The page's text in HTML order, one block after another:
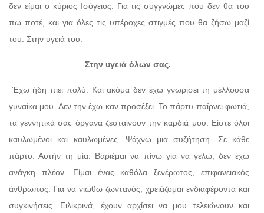
δεν είμαι ο κύριος Ισόγειος. Για τις συγγνώμες που δεν θα του
πω ποτέ, και για όλες τις υπέροχες στιγμές που θα ζήσω μαζί
του. Στην υγειά του.
Στην υγειά όλων σας.
Έχω ήδη πιει πολύ. Και ακόμα δεν έχω γνωρίσει τη μέλλουσα
γυναίκα μου. Δεν την έχω καν προσέξει. Το πάρτυ παίρνει φωτιά,
τα γεννητικά σας όργανα ζεσταίνουν την καρδιά μου. Είστε όλοι
καυλωμένοι και καυλωμένες. Ψάχνω μια συζήτηση. Σε κάθε
πάρτυ. Αυτήν τη μία. Βαριέμαι να πίνω για να γελώ, δεν έχω
ανάγκη πλέον. Είμαι ένας καθόλα ξενέρωτος, επιφανειακός
άνθρωπος. Για να νιώθω ζωντανός, χρειάζομαι ενδιαφέροντα και
συγκινήσεις. Ειλικρινά, έχουν αρχίσει να μου τελειώνουν και